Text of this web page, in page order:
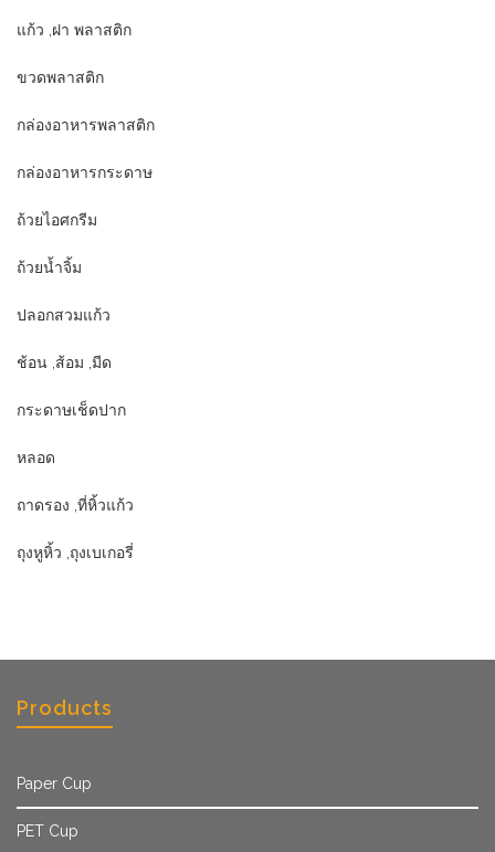
แก้ว ,ฝา พลาสติก
ขวดพลาสติก
กล่องอาหารพลาสติก
กล่องอาหารกระดาษ
ถ้วยไอศกรีม
ถ้วยน้ำจิ้ม
ปลอกสวมแก้ว
ช้อน ,ส้อม ,มีด
กระดาษเช็ดปาก
หลอด
ถาดรอง ,ที่หิ้วแก้ว
ถุงหูหิ้ว ,ถุงเบเกอรี่
Products
Paper Cup
PET Cup